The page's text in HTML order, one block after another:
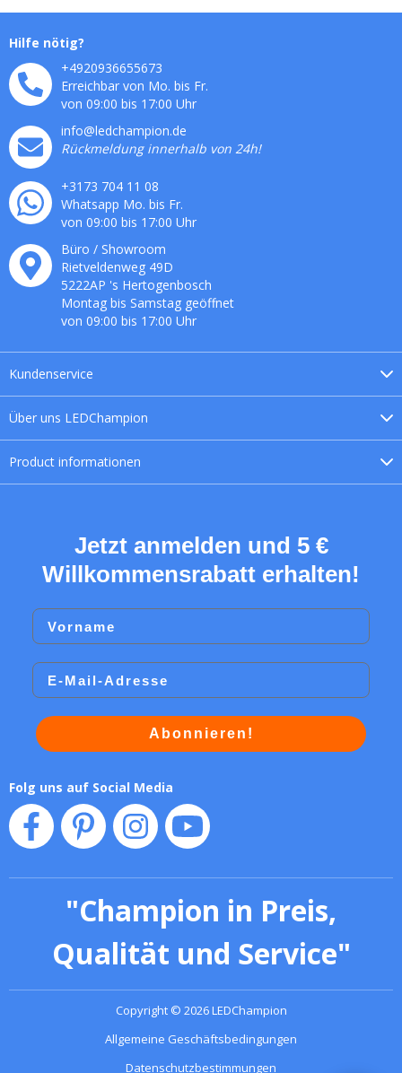
Über uns LEDChampion
Product informationen
Kundenservice
Hilfe nötig?
+4920936655673
Erreichbar von Mo. bis Fr.
von 09:00 bis 17:00 Uhr
info@ledchampion.de
Rückmeldung innerhalb von 24h!
+3173 704 11 08
Whatsapp Mo. bis Fr.
von 09:00 bis 17:00 Uhr
Büro / Showroom
Rietveldenweg 49D
5222AP 's Hertogenbosch
Montag bis Samstag geöffnet
von 09:00 bis 17:00 Uhr
Jetzt anmelden und 5 €
Willkommensrabatt erhalten!
Vorname
Email
Abonnieren!
Folg uns auf Social Media
"Champion in Preis,
Qualität und Service"
Copyright© 2026LEDChampion
Allgemeine Geschäftsbedingungen
Datenschutzbestimmungen